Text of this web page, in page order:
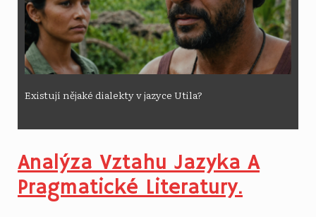
Existují nějaké dialekty v jazyce Utila?
Analýza Vztahu Jazyka A
Pragmatické Literatury.